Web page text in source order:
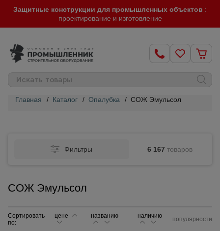
Защитные конструкции для промышленных объектов :
проектирование и изготовление
Главная / Каталог / Опалубка / СОЖ Эмульсол
Фильтры 6 167 товаров
СОЖ Эмульсол
Сортировать
по:
цене названию наличию популярности